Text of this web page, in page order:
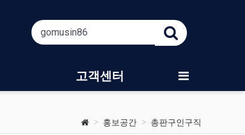
고객센터
홍보공간 총판구인구직